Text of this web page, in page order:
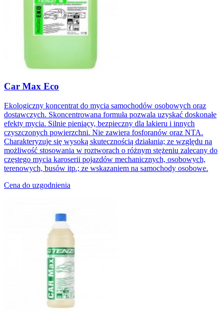
Car Max Eco
Ekologiczny koncentrat do mycia samochodów osobowych oraz
dostawczych. Skoncentrowana formuła pozwala uzyskać doskonałe
efekty mycia. Silnie pieniący, bezpieczny dla lakieru i innych
czyszczonych powierzchni. Nie zawiera fosforanów oraz NTA.
Charakteryzuje się wysoką skutecznością działania; ze względu na
możliwość stosowania w roztworach o różnym stężeniu zalecany do
częstego mycia karoserii pojazdów mechanicznych, osobowych,
terenowych, busów itp.; ze wskazaniem na samochody osobowe.
Cena do uzgodnienia